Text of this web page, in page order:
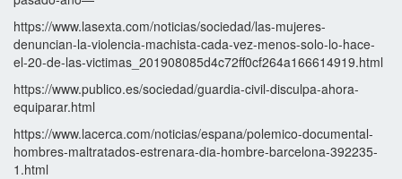
https://www.lasexta.com/noticias/sociedad/las-mujeres-
denuncian-la-violencia-machista-cada-vez-menos-solo-lo-hace-
el-20-de-las-victimas_201908085d4c72ff0cf264a166614919.html
https://www.publico.es/sociedad/guardia-civil-disculpa-ahora-
equiparar.html
https://www.lacerca.com/noticias/espana/polemico-documental-
hombres-maltratados-estrenara-dia-hombre-barcelona-392235-
1.html